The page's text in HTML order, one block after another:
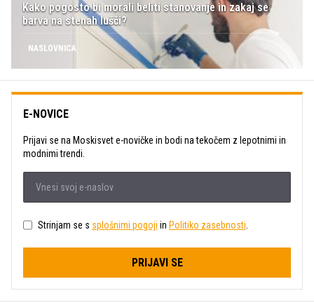
Kako pogosto bi morali beliti stanovanje in zakaj se
barva na stenah lušči?
NASLOVNICA
E-NOVICE
Prijavi se na Moskisvet e-novičke in bodi na tekočem z lepotnimi in
modnimi trendi.
Strinjam se s splošnimi pogoji in Politiko zasebnosti
PRIJAVI SE